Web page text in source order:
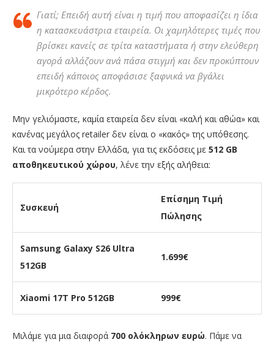
Γιατί; Επειδή αυτή είναι η τιμή που αποφασίζει η ίδια
η κατασκευάστρια εταιρεία. Οι χαμηλότερες τιμές που
βρίσκει κανείς σε τρίτα καταστήματα ή στην ελεύθερη
αγορά αλλάζουν ανά πάσα στιγμή και δεν προκύπτουν
επειδή κάποιος αποφάσισε ξαφνικά να βγάλει
μικρότερο κέρδος.
Μην γελιόμαστε, καμία εταιρεία δεν είναι «καλή και αθώα» και
κανένας μεγάλος retailer δεν είναι ο «κακός» της υπόθεσης.
Και τα νούμερα στην Ελλάδα, για τις εκδόσεις με 512 GB
αποθηκευτικού χώρου, λένε την εξής αλήθεια:
Συσκευή
Επίσημη Τιμή
Πώλησης
Samsung Galaxy S26 Ultra
512GB
1.699€
Xiaomi 17T Pro 512GB 999€
Μιλάμε για μια διαφορά 700 ολόκληρων ευρώ. Πάμε να